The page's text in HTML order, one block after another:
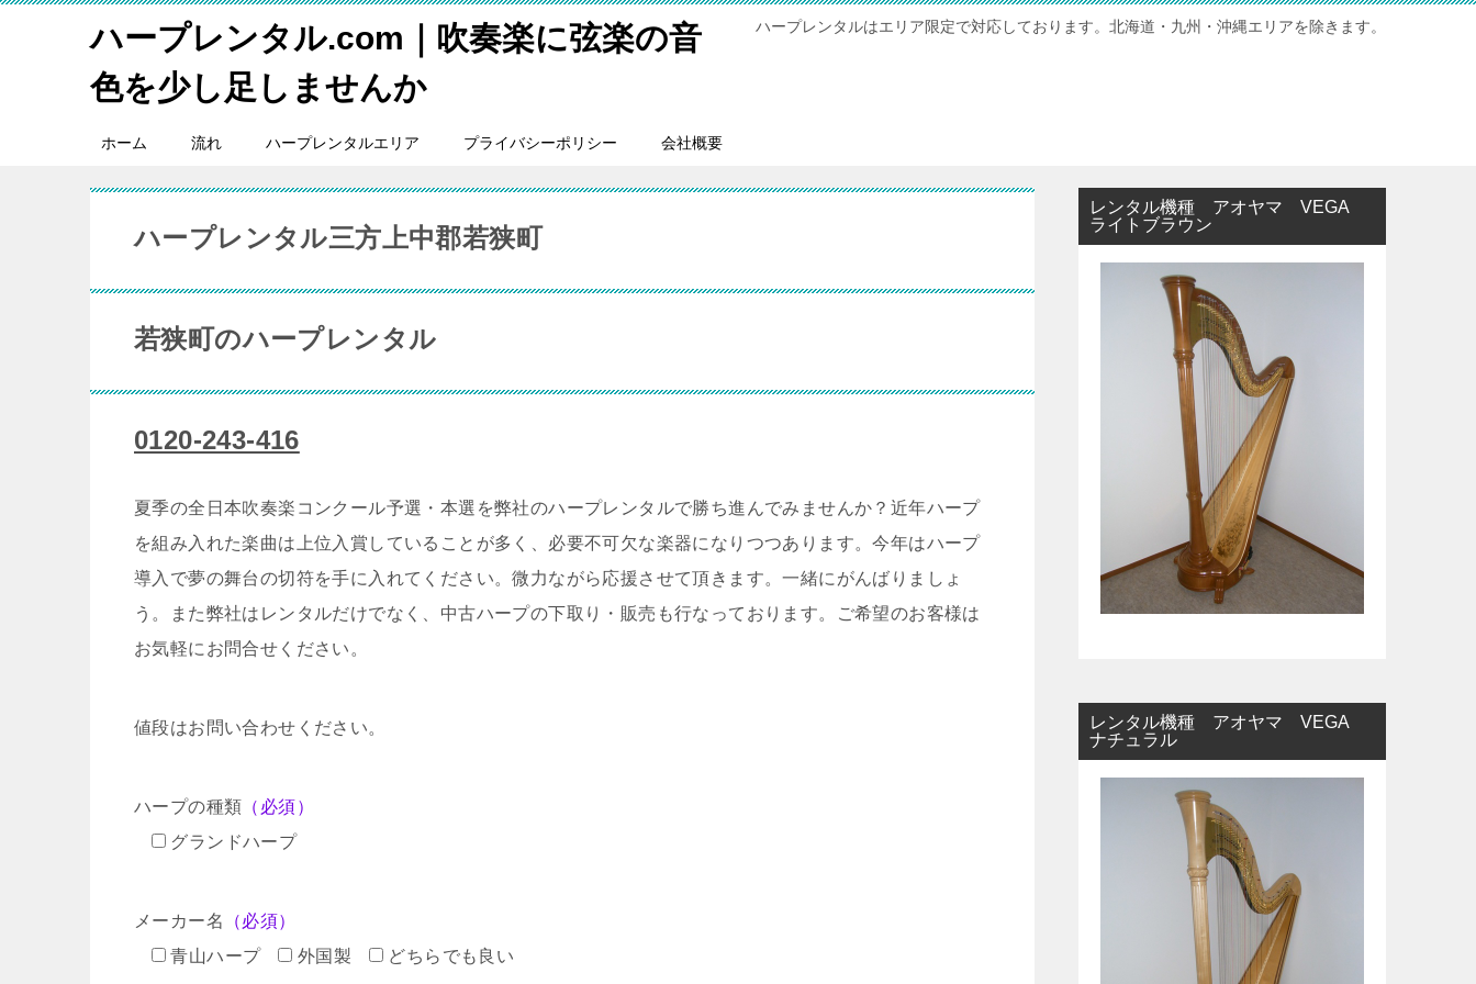
ハープレンタル.com｜吹奏楽に弦楽の音
色を少し足しませんか
ハープレンタルはエリア限定で対応しております。北海道・九州・沖縄エリアを除きます。
ホーム 流れ ハープレンタルエリア プライバシーポリシー 会社概要
ハープレンタル三方上中郡若狭町
若狭町のハープレンタル
0120-243-416
夏季の全日本吹奏楽コンクール予選・本選を弊社のハープレンタルで勝ち進んでみませんか？近年ハープ
を組み入れた楽曲は上位入賞していることが多く、必要不可欠な楽器になりつつあります。今年はハープ
導入で夢の舞台の切符を手に入れてください。微力ながら応援させて頂きます。一緒にがんばりましょ
う。また弊社はレンタルだけでなく、中古ハープの下取り・販売も行なっております。ご希望のお客様は
お気軽にお問合せください。
値段はお問い合わせください。
ハープの種類 （必須）
グランドハープ
メーカー名
（必須）
青山ハープ
外国製 どちらでも良い
レンタル機種 アオヤマ VEGA
ライトブラウン
レンタル機種 アオヤマ VEGA
ナチュラル